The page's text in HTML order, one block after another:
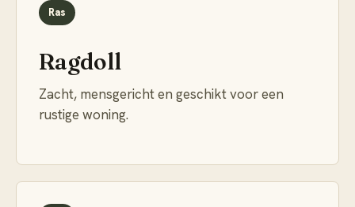
Ras
Ragdoll
Zacht, mensgericht en geschikt voor een
rustige woning.